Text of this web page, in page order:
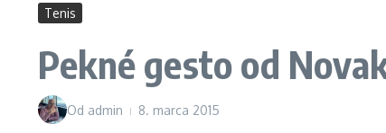
Tenis
Pekné gesto od
Od admin 8. marca 2015